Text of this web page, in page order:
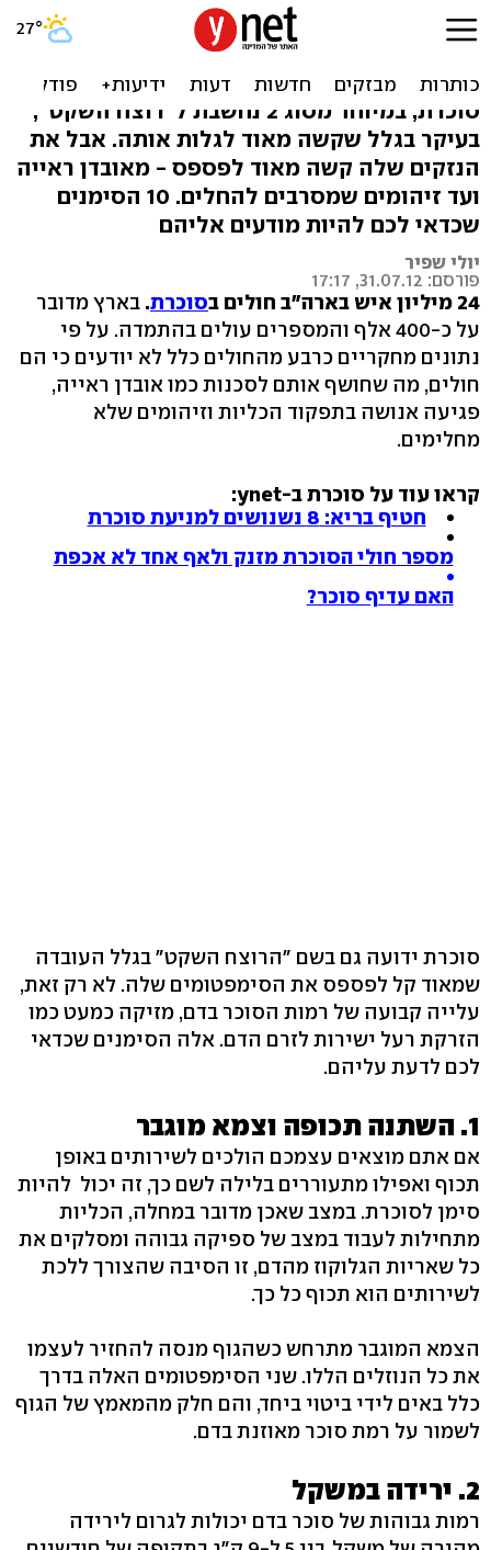
הרבה בשירותים? 10 סימנים
מתריעים לסוכרת
סוכרת, במיוחד מסוג 2 נחשבת ל"רוצח השקט",
בעיקר בגלל שקשה מאוד לגלות אותה. אבל את
הנזקים שלה קשה מאוד לפספס - מאובדן ראייה
ועד זיהומים שמסרבים להחלים. 10 הסימנים
שכדאי לכם להיות מודעים אליהם
יולי שפיר
פורסם: 31.07.12, 17:17
24 מיליון איש בארה"ב חולים ב סוכרת. בארץ מדובר
על כ-400 אלף והמספרים עולים בהתמדה. על פי
נתונים מחקריים כרבע מהחולים כלל לא יודעים כי הם
חולים, מה שחושף אותם לסכנות כמו אובדן ראייה,
פגיעה אנושה בתפקוד הכליות וזיהומים שלא
מחלימים.
קראו עוד על סוכרת ב-ynet:
חטיף בריא: 8 נשנושים למניעת סוכרת
מספר חולי הסוכרת מזנק ולאף אחד לא אכפת
האם עדיף סוכר?
סוכרת ידועה גם בשם "הרוצח השקט" בגלל העובדה
שמאוד קל לפספס את הסימפטומים שלה. לא רק זאת,
עלייה קבועה של רמות הסוכר בדם, מזיקה כמעט כמו
הזרקת רעל ישירות לזרם הדם. אלה הסימנים שכדאי
לכם לדעת עליהם.
1. השתנה תכופה וצמא מוגבר
אם אתם מוצאים עצמכם הולכים לשירותים באופן
תכוף ואפילו מתעוררים בלילה לשם כך, זה יכול להיות
סימן לסוכרת. במצב שאכן מדובר במחלה, הכליות
מתחילות לעבוד במצב של ספיקה גבוהה ומסלקים את
כל שאריות הגלוקוז מהדם, זו הסיבה שהצורך ללכת
לשירותים הוא תכוף כל כך.
הצמא המוגבר מתרחש כשהגוף מנסה להחזיר לעצמו
את כל הנוזלים הללו. שני הסימפטומים האלה בדרך
כלל באים לידי ביטוי ביחד, והם חלק מהמאמץ של הגוף
לשמור על רמת סוכר מאוזנת בדם.
2. ירידה במשקל
רמות גבוהות של סוכר בדם יכולות לגרום לירידה